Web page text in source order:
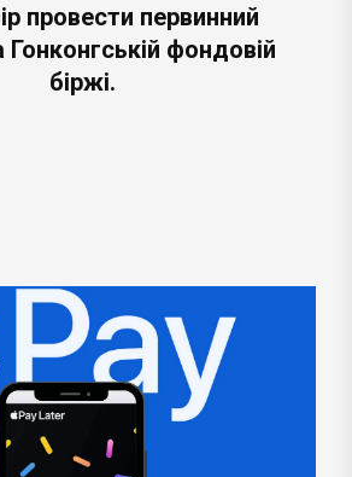
провести первинний
Гонконгській фондовій
біржі.